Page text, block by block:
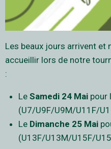
Les beaux jours arrivent et
accueillir lors de notre
:
Le Samedi 24 Maipour
(U7/U9F/U9M/U11F/
Le Dimanche 25 Mai
(U13F/U13M/U15F/